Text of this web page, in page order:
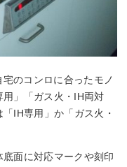
のコンロに合ったモノ
」「ガス火・IH両対
IH専用」か「ガス火・
面に対応マークや刻印